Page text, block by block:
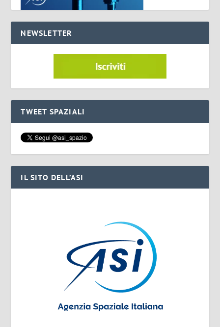
NEWSLETTER
TWEET SPAZIALI
IL SITO DELL’ASI